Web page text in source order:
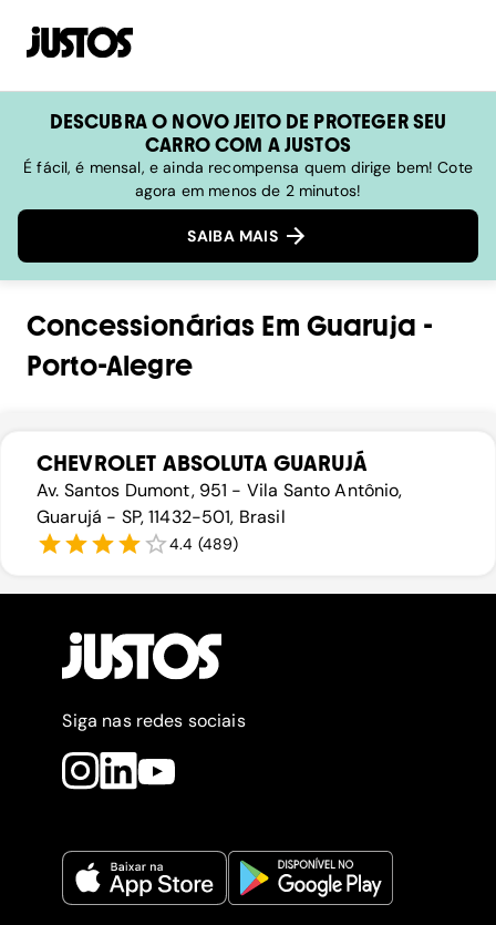
DESCUBRA O NOVO JEITO DE PROTEGER SEU
CARRO COM A JUSTOS
É fácil, é mensal, e ainda recompensa quem dirige bem! Cote
agora em menos de 2 minutos!
SAIBA MAIS
Concessionárias Em Guaruja -
Porto-Alegre
CHEVROLET ABSOLUTA GUARUJÁ
Av. Santos Dumont, 951 - Vila Santo Antônio,
Guarujá - SP, 11432-501, Brasil
4.4 (489)
Siga nas redes sociais